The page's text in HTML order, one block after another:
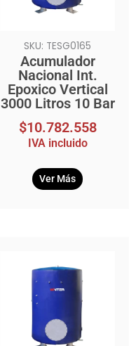
SKU: TESG0165
Acumulador
Nacional Int.
Epoxico Vertical
3000 Litros 10 Bar
$10.782.558
IVA incluido
Ver Más